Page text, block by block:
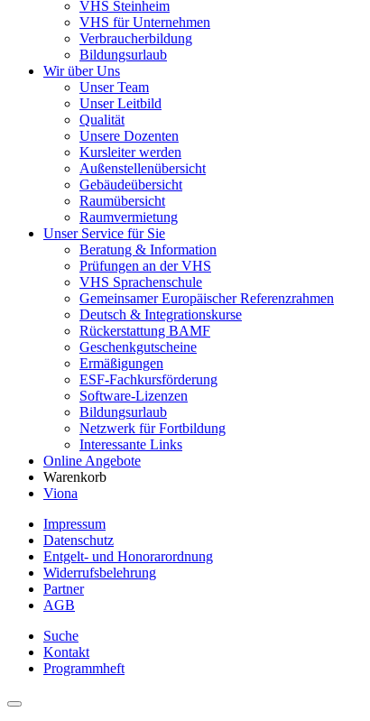
VHS Steinheim
VHS für Unternehmen
Verbraucherbildung
Bildungsurlaub
Wir über Uns
Unser Team
Unser Leitbild
Qualität
Unsere Dozenten
Kursleiter werden
Außenstellenübersicht
Gebäudeübersicht
Raumübersicht
Raumvermietung
Unser Service für Sie
Beratung & Information
Prüfungen an der VHS
VHS Sprachenschule
Gemeinsamer Europäischer Referenzrahmen
Deutsch & Integrationskurse
Rückerstattung BAMF
Geschenkgutscheine
Ermäßigungen
ESF-Fachkursförderung
Software-Lizenzen
Bildungsurlaub
Netzwerk für Fortbildung
Interessante Links
Online Angebote
Warenkorb
Viona
Impressum
Datenschutz
Entgelt- und Honorarordnung
Widerrufsbelehrung
Partner
AGB
Suche
Kontakt
Programmheft